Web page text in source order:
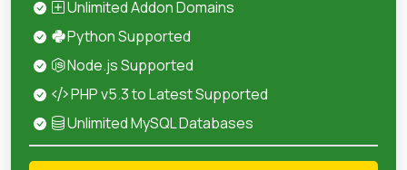
Unlimited Addon Domains
Python Supported
Node.js Supported
PHP v5.3 to Latest Supported
Unlimited MySQL Databases